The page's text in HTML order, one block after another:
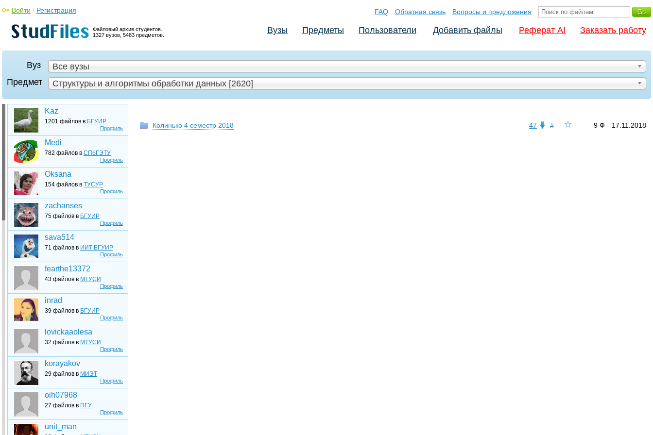
Файловый архив студентов.
1327 вузов, 5483 предметов.
Войти / Регистрация FAQ Обратная связь Вопросы и предложения
Вузы Предметы Пользователи Добавить файлы Реферат AI Заказать работу
Вуз
Все вузы
Предмет
Структуры и алгоритмы обработки данных [2620]
Профиль
Kaz
1201 файлов в БГУИР
Профиль
Medi
782 файлов в СПбГЭТУ
Профиль
Oksana
154 файлов в ТУСУР
Профиль
zachanses
75 файлов в БГУИР
Профиль
sava514
71 файлов в ИИТ БГУИР
Профиль
fearthe13372
43 файлов в МТУСИ
Профиль
inrad
39 файлов в БГУИР
Профиль
lovickaaolesa
32 файлов в МТУСИ
Профиль
korayakov
29 файлов в МИЭТ
Профиль
oih07968
27 файлов в ПГУ
unit_man
☆
# 17.11.2018
9 Ф
47
Колинько 4 семестр 2018